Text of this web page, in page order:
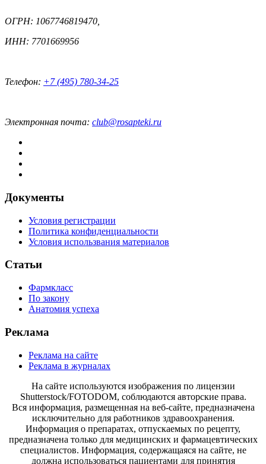
ОГРН: 1067746819470,
ИНН: 7701669956
Телефон: +7 (495) 780-34-25
Электронная почта: club@rosapteki.ru
Документы
Условия регистрации
Политика конфиденциальности
Условия использвания материалов
Статьи
Фармкласс
По закону
Анатомия успеха
Реклама
Реклама на сайте
Реклама в журналах
На сайте используются изображения по лицензии
Shutterstock/FOTODOM, соблюдаются авторские права.
Вся информация, размещенная на веб-сайте, предназначена
исключительно для работников здравоохранения.
Информация о препаратах, отпускаемых по рецепту,
предназначена только для медицинских и фармацевтических
специалистов. Информация, содержащаяся на сайте, не
должна использоваться пациентами для принятия